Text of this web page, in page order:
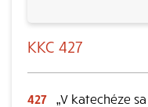
KKC 427
427 „V katechéze